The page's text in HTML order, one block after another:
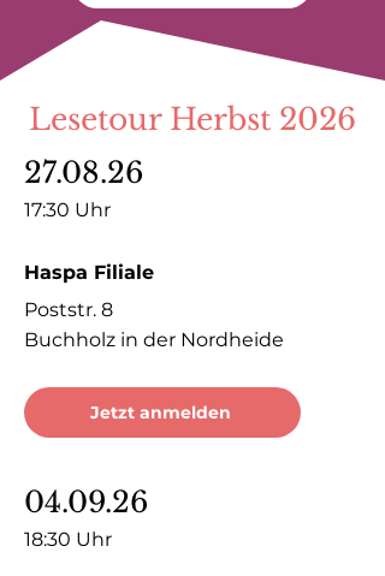
Lesetour Herbst 2026
27.08.26
17:30 Uhr
Haspa Filiale
Poststr. 8
Buchholz in der Nordheide
Jetzt anmelden
04.09.26
18:30 Uhr